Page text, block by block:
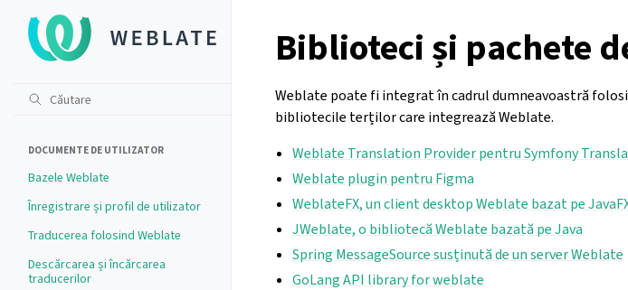
DOCUMENTE DE UTILIZATOR
Bazele Weblate
Înregistrare și profil de utilizator
Traducerea folosind Weblate
Descărcarea și încărcarea
traducerilor
Biblioteci și pachete
Weblate poate fi integrat în cadrul dumneavoastră
bibliotecile terților care integrează Weblate.
Weblate Translation Provider pentru Symfony
Weblate plugin pentru Figma
WeblateFX, un client desktop Weblate bazat pe
JWeblate, o bibliotecă Weblate bazată pe Java
Spring MessageSource susținută de un server Weblate
GoLang API library for weblate